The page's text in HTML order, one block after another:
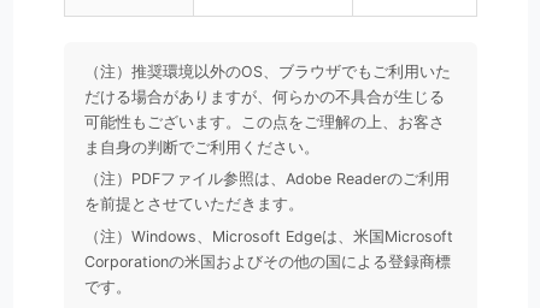
（注）推奨環境以外のOS、ブラウザでもご利用いた
だける場合がありますが、何らかの不具合が生じる
可能性もございます。この点をご理解の上、お客さ
ま自身の判断でご利用ください。
（注）PDFファイル参照は、Adobe Readerのご利用
を前提とさせていただきます。
（注）Windows、Microsoft Edgeは、米国Microsoft
Corporationの米国およびその他の国による登録商標
です。